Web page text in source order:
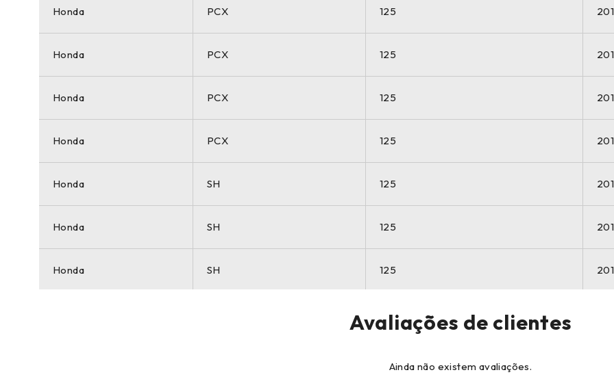
Honda PCX 125
Honda PCX 125
Honda PCX 125
Honda PCX 125
Honda SH 125
Honda SH 125
Honda SH 125
125
Avaliações de clientes
Ainda não existem avaliações.